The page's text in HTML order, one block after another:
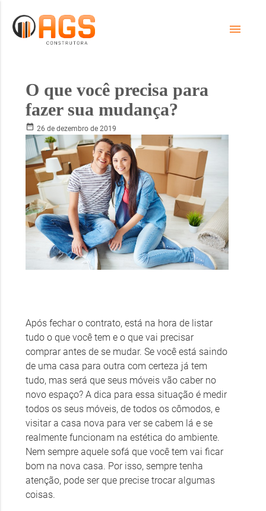
menu
O que você precisa para
fazer sua mudança?
date_range 26 de dezembro de 2019
Após fechar o contrato, está na hora de listar
tudo o que você tem e o que vai precisar
comprar antes de se mudar. Se você está saindo
de uma casa para outra com certeza já tem
tudo, mas será que seus móveis vão caber no
novo espaço? A dica para essa situação é medir
todos os seus móveis, de todos os cômodos, e
visitar a casa nova para ver se cabem lá e se
realmente funcionam na estética do ambiente.
Nem sempre aquele sofá que você tem vai ficar
bom na nova casa. Por isso, sempre tenha
atenção, pode ser que precise trocar algumas
coisas.